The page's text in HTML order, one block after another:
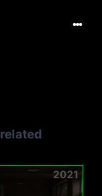
related
2021